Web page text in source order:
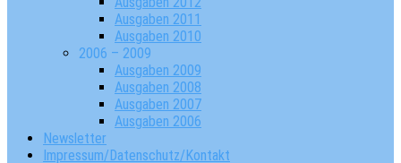
Ausgaben 2011
Ausgaben 2010
2006 – 2009
Ausgaben 2009
Ausgaben 2008
Ausgaben 2007
Ausgaben 2006
Newsletter
Impressum/Datenschutz/Kontakt